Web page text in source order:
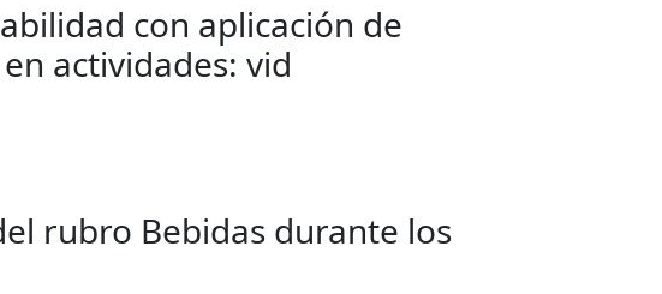
con aplicación de
actividades: vid
rubro Bebidas durante los